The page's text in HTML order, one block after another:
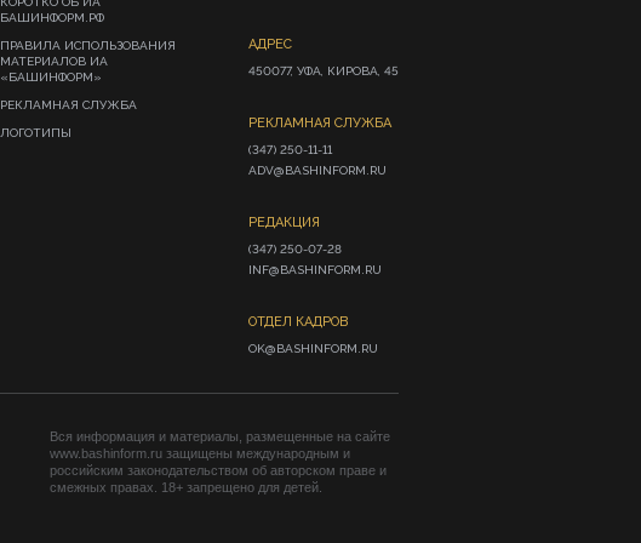
БАШИНФОРМ.РФ
ПРАВИЛА ИСПОЛЬЗОВАНИЯ
МАТЕРИАЛОВ ИА
«БАШИНФОРМ»
РЕКЛАМНАЯ СЛУЖБА
ЛОГОТИПЫ
АДРЕС
450077, УФА, КИРОВА, 45
РЕКЛАМНАЯ СЛУЖБА
(347) 250-11-11
ADV@BASHINFORM.RU
РЕДАКЦИЯ
(347) 250-07-28
INF@BASHINFORM.RU
ОТДЕЛ КАДРОВ
OK@BASHINFORM.RU
Вся информация и материалы, размещенные на сайте
www.bashinform.ru защищены международным и
российским законодательством об авторском праве и
смежных правах. 18+ запрещено для детей.